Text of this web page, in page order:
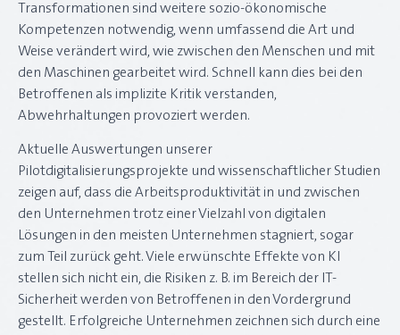
Transformationen sind weitere sozio-ökonomische
Kompetenzen notwendig, wenn umfassend die Art und
Weise verändert wird, wie zwischen den Menschen und mit
den Maschinen gearbeitet wird. Schnell kann dies bei den
Betroffenen als implizite Kritik verstanden,
Abwehrhaltungen provoziert werden.
Aktuelle Auswertungen unserer
Pilotdigitalisierungsprojekte und wissenschaftlicher Studien
zeigen auf, dass die Arbeitsproduktivität in und zwischen
den Unternehmen trotz einer Vielzahl von digitalen
Lösungen in den meisten Unternehmen stagniert, sogar
zum Teil zurück geht. Viele erwünschte Effekte von KI
stellen sich nicht ein, die Risiken z. B. im Bereich der IT-
Sicherheit werden von Betroffenen in den Vordergrund
gestellt. Erfolgreiche Unternehmen zeichnen sich durch eine